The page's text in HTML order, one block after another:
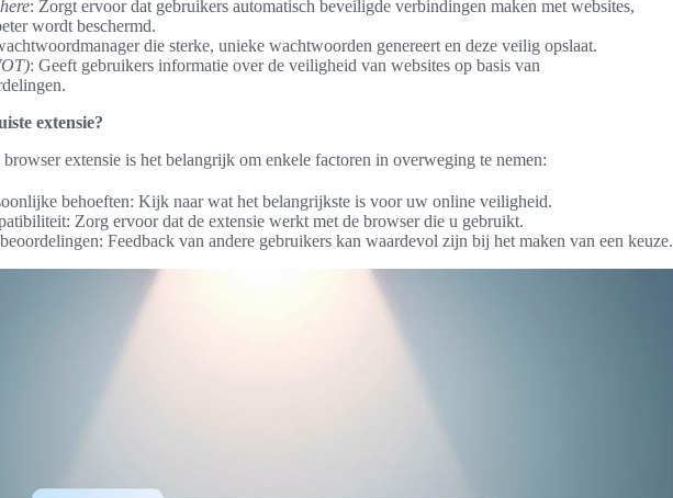
: Zorgt ervoor dat gebruikers automatisch beveiligde verbindingen maken met websites,
wordt beschermd.
die sterke, unieke wachtwoorden genereert en deze veilig opslaat.
: Geeft gebruikers informatie over de veiligheid van websites op basis van
extensie?
extensie is het belangrijk om enkele factoren in overweging te nemen:
behoeften: Kijk naar wat het belangrijkste is voor uw online veiligheid.
Zorg ervoor dat de extensie werkt met de browser die u gebruikt.
Feedback van andere gebruikers kan waardevol zijn bij het maken van een keuze.